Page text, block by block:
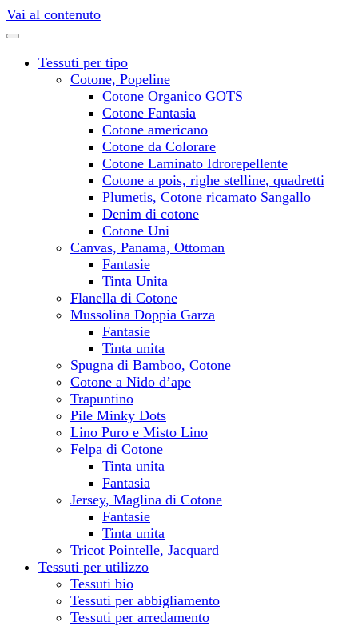
Vai al contenuto
Tessuti per tipo
Cotone, Popeline
Cotone Organico GOTS
Cotone Fantasia
Cotone americano
Cotone da Colorare
Cotone Laminato Idrorepellente
Cotone a pois, righe stelline, quadretti
Plumetis, Cotone ricamato Sangallo
Denim di cotone
Cotone Uni
Canvas, Panama, Ottoman
Fantasie
Tinta Unita
Flanella di Cotone
Mussolina Doppia Garza
Fantasie
Tinta unita
Spugna di Bamboo, Cotone
Cotone a Nido d’ape
Trapuntino
Pile Minky Dots
Lino Puro e Misto Lino
Felpa di Cotone
Tinta unita
Fantasia
Jersey, Maglina di Cotone
Fantasie
Tinta unita
Tricot Pointelle, Jacquard
Tessuti per utilizzo
Tessuti bio
Tessuti per abbigliamento
Tessuti per arredamento